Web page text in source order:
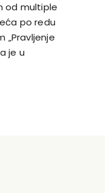
od multiple
po redu
„Pravljenje
je u